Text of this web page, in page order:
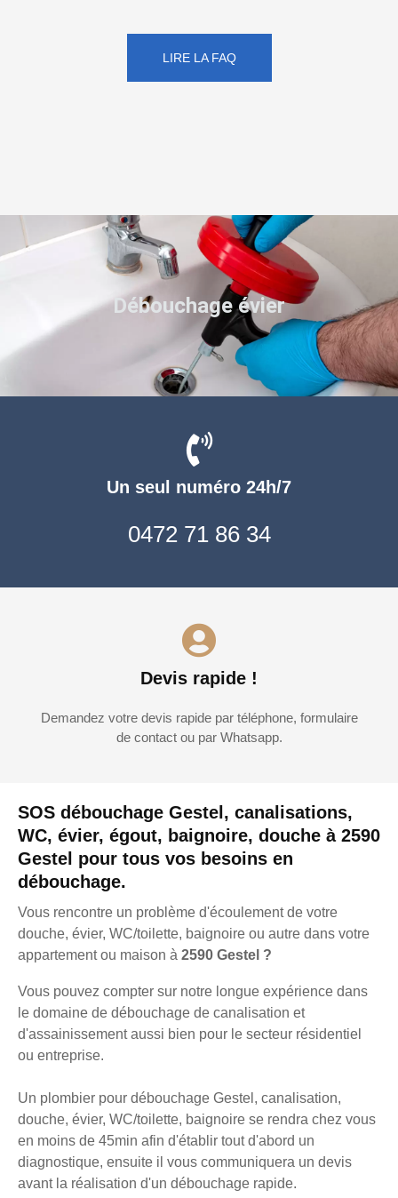
LIRE LA FAQ
SOS débouchage Gestel, canalisations,
WC, évier, égout, baignoire, douche à 2590
Gestel pour tous vos besoins en
débouchage.
Vous rencontre un problème d'écoulement de votre
douche, évier, WC/toilette, baignoire ou autre dans votre
appartement ou maison à 2590 Gestel ?
Vous pouvez compter sur notre longue expérience dans
le domaine de débouchage de canalisation et
d'assainissement aussi bien pour le secteur résidentiel
ou entreprise.
Un plombier pour débouchage Gestel, canalisation,
douche, évier, WC/toilette, baignoire se rendra chez vous
en moins de 45min afin d'établir tout d'abord un
diagnostique, ensuite il vous communiquera un devis
avant la réalisation d'un débouchage rapide.
Un seul numéro 24h/7
0472 71 86 34
Devis rapide !
Demandez votre devis rapide par téléphone, formulaire
de contact ou par Whatsapp.
Débouchage évier